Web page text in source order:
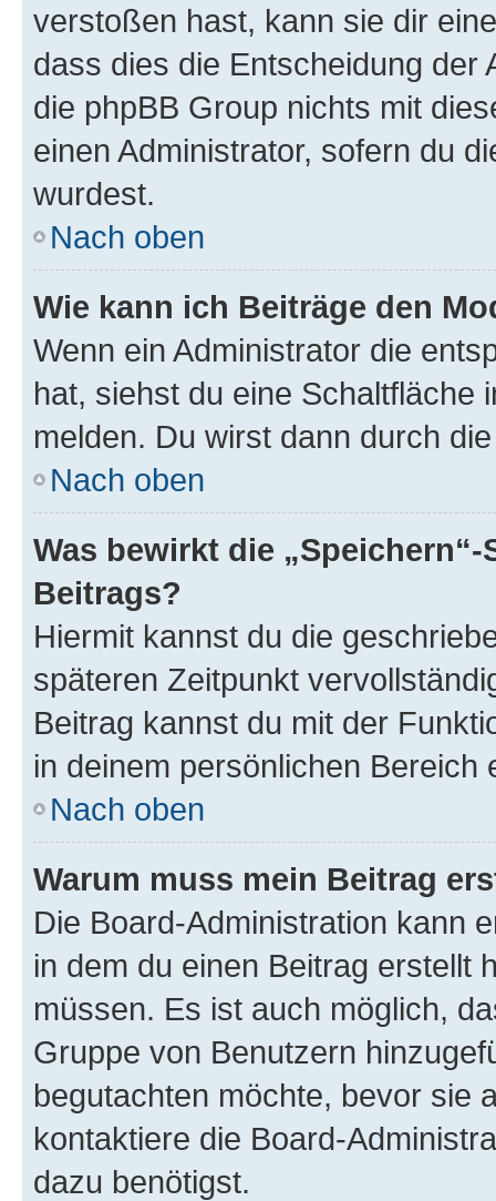
verstoßen hast, kann sie dir
dass dies die Entscheidung der
die phpBB Group nichts mit
einen Administrator, sofern du
wurdest.
Nach oben
Wie kann ich Beiträge den
Wenn ein Administrator die
hat, siehst du eine Schaltfläche
melden. Du wirst dann durch
Nach oben
Was bewirkt die
Beitrags?
Hiermit kannst du die
späteren Zeitpunkt
Beitrag kannst du mit der
in deinem persönlichen Bereich
Nach oben
Warum muss mein Beitrag
Die Board-Administration kann
in dem du einen Beitrag erstellt
müssen. Es ist auch möglich,
Gruppe von Benutzern
begutachten möchte, bevor sie
kontaktiere die Board-
dazu benötigst.